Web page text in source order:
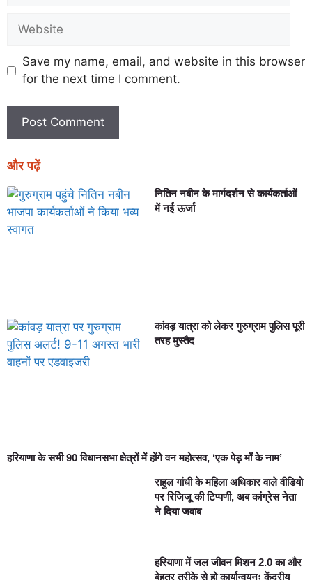
Save my name, email, and website in this browser
for the next time I comment.
और पढ़ें
नितिन नबीन के मार्गदर्शन से कार्यकर्ताओं
में नई ऊर्जा
कांवड़ यात्रा को लेकर गुरुग्राम पुलिस पूरी
तरह मुस्तैद
हरियाणा के सभी 90 विधानसभा क्षेत्रों में होंगे वन महोत्सव, ‘एक पेड़ माँ के नाम’
राहुल गांधी के महिला अधिकार वाले वीडियो
पर रिजिजू की टिप्पणी, अब कांग्रेस नेता
ने दिया जवाब
हरियाणा में जल जीवन मिशन 2.0 का और
बेहतर तरीके से हो कार्यान्वयनः केंद्रीय